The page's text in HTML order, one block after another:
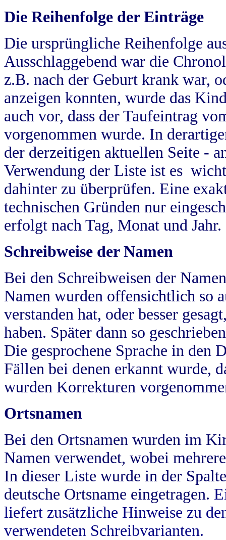
Die Reihenfolge der Einträge
Die ursprüngliche Reihenfolge
Ausschlaggebend war die
z.B. nach der Geburt krank war,
anzeigen konnten, wurde das
auch vor, dass der Taufeintrag
vorgenommen wurde. In
der derzeitigen aktuellen Seite -
Verwendung der Liste ist es
dahinter zu überprüfen. Eine
technischen Gründen nur
erfolgt nach Tag, Monat und Jahr.
Schreibweise der Namen
Bei den Schreibweisen der
Namen wurden offensichtlich so
verstanden hat, oder besser
haben. Später dann so
Die gesprochene Sprache in
Fällen bei denen erkannt wurde,
wurden Korrekturen
Ortsnamen
Bei den Ortsnamen wurden im
Namen verwendet, wobei
In dieser Liste wurde in der
deutsche Ortsname eingetragen.
liefert zusätzliche Hinweise zu
verwendeten Schreibvarianten.